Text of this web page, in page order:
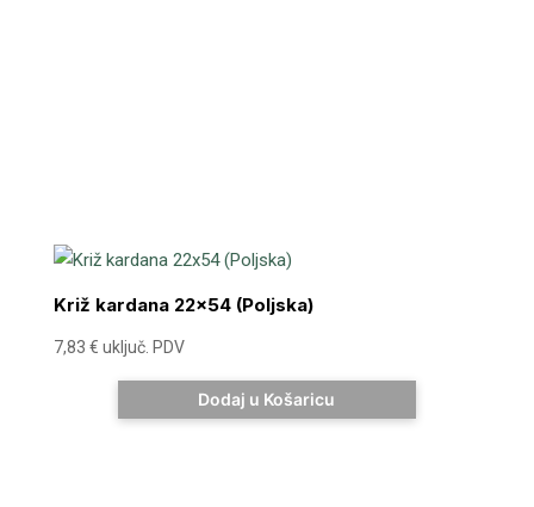
Križ kardana 22×54 (Poljska)
7,83 € uključ. PDV
Dodaj u Košaricu